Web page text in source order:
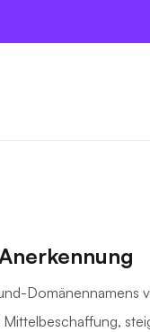
Domänennamens